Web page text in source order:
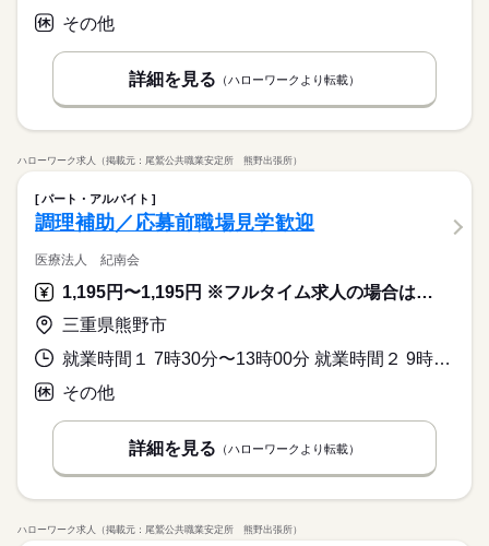
その他
詳細を見る （ハローワークより転載）
ハローワーク求人（掲載元：尾鷲公共職業安定所 熊野出張所）
パート・アルバイト
調理補助／応募前職場見学歓迎
医療法人 紀南会
1,195円〜1,195円 ※フルタイム求人の場合は月額（換算額）、パート求人の場合は時間額を表示しています。
三重県熊野市
就業時間１ 7時30分〜13時00分 就業時間２ 9時00分〜15時00分 就業時間に関する特記事項 （２）９時００分～１５時００分については休憩あり（６０分）
その他
詳細を見る （ハローワークより転載）
ハローワーク求人（掲載元：尾鷲公共職業安定所 熊野出張所）